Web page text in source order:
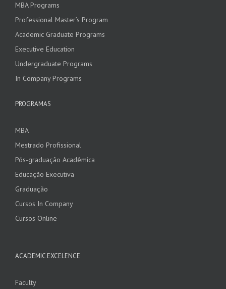
MBA Programs
Professional Master’s Program
Academic Graduate Programs
Executive Education
Undergraduate Programs
In Company Programs
PROGRAMAS
MBA
Mestrado Profissional
Pós-graduação Acadêmica
Educação Executiva
Graduação
Cursos In Company
Cursos Online
ACADEMIC EXCELENCE
Faculty